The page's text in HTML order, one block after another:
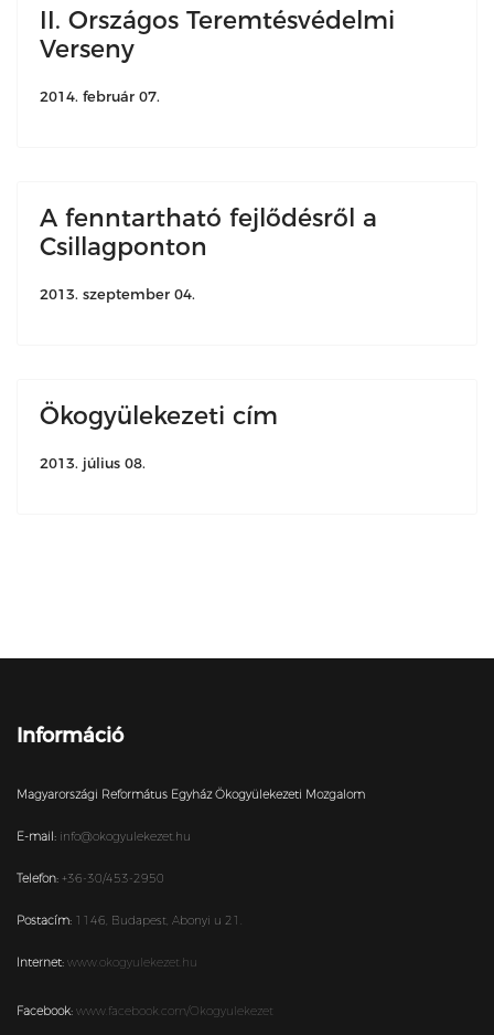
II. Országos Teremtésvédelmi
Verseny
2014. február 07.
A fenntartható fejlődésről a
Csillagponton
2013. szeptember 04.
Ökogyülekezeti cím
2013. július 08.
Információ
Magyarországi Református Egyház Ökogyülekezeti Mozgalom
E-mail: info@okogyulekezet.hu
Telefon: +36-30/453-2950
Postacím: 1146, Budapest, Abonyi u 21.
Internet: www.okogyulekezet.hu
Facebook: www.facebook.com/Okogyulekezet